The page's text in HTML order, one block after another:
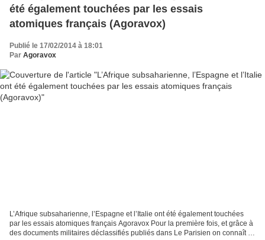
été également touchées par les essais
atomiques français (Agoravox)
Publié le 17/02/2014 à 18:01
Par Agoravox
L’Afrique subsaharienne, l’Espagne et l’Italie ont été également touchées
par les essais atomiques français Agoravox Pour la première fois, et grâce à
des documents militaires déclassifiés publiés dans Le Parisien on connaît l'